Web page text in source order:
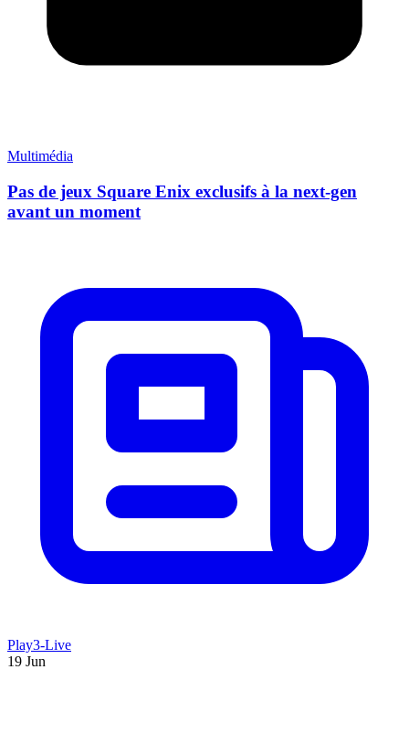
Multimédia
Pas de jeux Square Enix exclusifs à la next-gen
avant un moment
Play3-Live
19 Jun